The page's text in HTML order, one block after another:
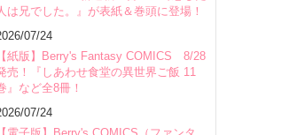
は兄でした。』が表紙＆巻頭に登場！
07/24
【紙版】Berry's Fantasy COMICS 8/28
売！『しあわせ食堂の異世界ご飯 11
』など全8冊！
07/24